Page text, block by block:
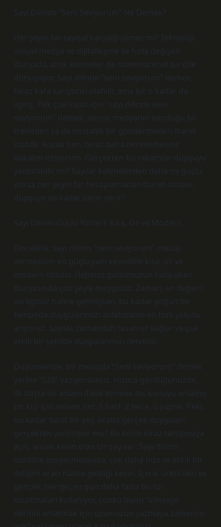
Sayı Dilinde “Seni Seviyorum” Ne Demek?
Her şeyin bir sayısal karşılığı olmalı mı? Teknoloji,
sosyal medya ve dijitalleşme ile hızla değişen
dünyada, artık kelimeler de matematiksel bir dile
dönüşüyor. Sayı dilinde “seni seviyorum” demek,
biraz kafa karıştırıcı olabilir, ama bir o kadar da
ilginç. Pek çok insan için “sayı dilinde seni
seviyorum” demek, sosyal medyanın sunduğu bir
trendden ya da nostaljik bir göndermeden ibaret
olabilir. Ancak ben, biraz daha derinlemesine
bakalım istiyorum. Gerçekten bu rakamlar duyguyu
yansıtabilir mi? Sayılar kelimelerden daha mı güçlü,
yoksa her şeyin bir hesaplamadan ibaret olması,
duyguya ne kadar zarar verir?
Sayı Dilinin Güçlü Yönleri: Kısa, Öz ve Modern
Öncelikle, sayı dilinin “seni seviyorum” mesajı
vermesinin en güçlü yanı kesinlikle kısa, öz ve
modern olması. Hepimiz günümüzün hızla akan
dünyasında çok şeyle meşgulüz. Zaman, en değerli
varlığımız haline gelmişken, bu kadar yoğun bir
tempoda duygularımızı anlatmanın en hızlı yolunu
arıyoruz. Sayılar, zamandan tasarruf sağlar ve çok
etkili bir şekilde duygularımızı iletebilir.
Düşünsenize, bir mesajda “Seni seviyorum” demek
yerine “520” yazıyorsunuz. Hızlıca gördüğünüzde,
ilk başta bir anlam ifade etmese de, konuyu anlamış
bir kişi için anlamı net: 5 harf, 2 hece, 0 şüphe. Peki,
bu kadar basit bir şey, acaba gerçek duyguları
gerçekten yansıtıyor mu? Bu kısmı biraz tartışmaya
açık, ancak kesin olan bir şey var: Sayı dilinin,
özellikle sosyal medyada, çok daha hızlı ve etkili bir
iletişim aracı haline geldiği kesin. İçerik üreticileri ve
gençler, her geçen gün daha fazla bu tür
kısaltmaları kullanıyor, çünkü bunu “kimseye
derdini anlatmak için uzun uzun yazmaya zamanım